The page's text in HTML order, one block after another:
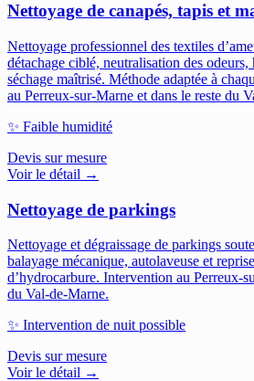
Nettoyage de canapés, tapis et
Nettoyage professionnel des textiles
détachage ciblé, neutralisation des
séchage maîtrisé. Méthode adaptée à
au Perreux-sur-Marne et dans le reste du
✨ Faible humidité
Devis sur mesure
Voir le détail →
Nettoyage de parkings
Nettoyage et dégraissage de parkings
balayage mécanique, autolaveuse et
d’hydrocarbure. Intervention au Perreux-
du Val-de-Marne.
✨ Intervention de nuit possible
Devis sur mesure
Voir le détail →